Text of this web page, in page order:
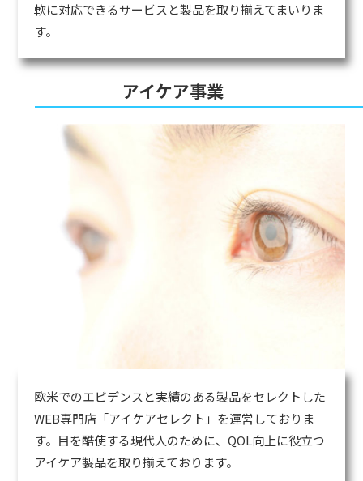
軟に対応できるサービスと製品を取り揃えてまいりま
す。
アイケア事業
欧米でのエビデンスと実績のある製品をセレクトした
WEB専門店「アイケアセレクト」を運営しておりま
す。目を酷使する現代人のために、QOL向上に役立つ
アイケア製品を取り揃えております。